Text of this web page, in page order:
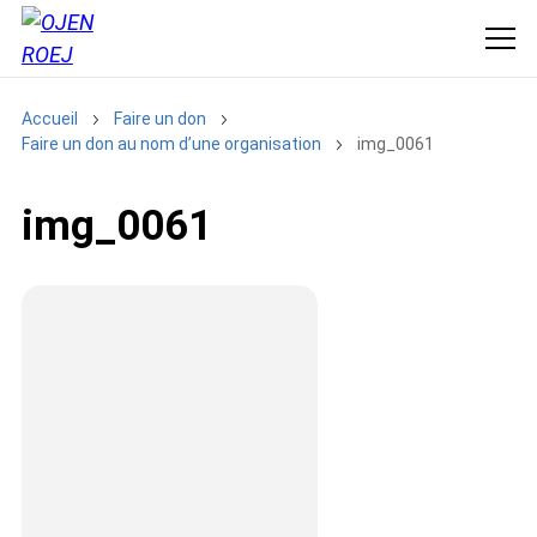
Accueil
Faire un don
Faire un don au nom d’une organisation
img_0061
img_0061